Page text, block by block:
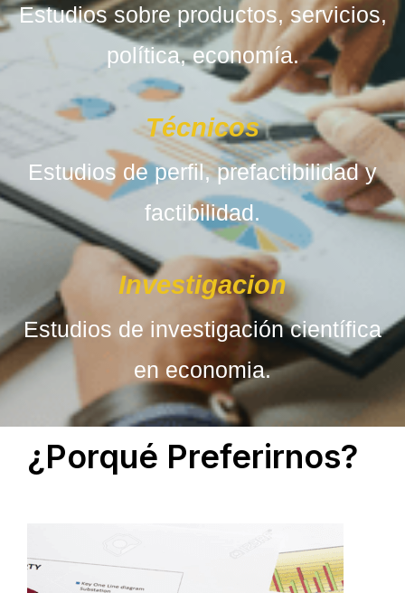
Estudios sobre productos, servicios,
política, economía.
Técnicos
Estudios de perfil, prefactibilidad y
factibilidad.
Investigacion
Estudios de investigación científica
en economia.
¿Porqué Preferirnos?